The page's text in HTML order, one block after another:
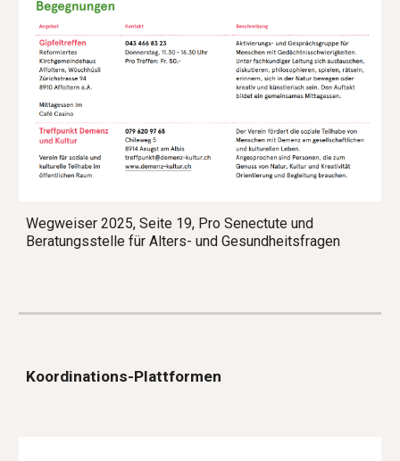
Wegweiser 2025, Seite 19, Pro Senectute und
Beratungsstelle für Alters- und Gesundheitsfragen
Koordinations-Plattformen